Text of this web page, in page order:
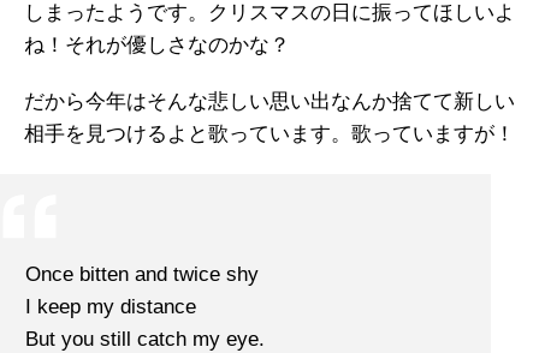
しまったようです。クリスマスの日に振ってほしいよ
ね！それが優しさなのかな？
だから今年はそんな悲しい思い出なんか捨てて新しい
相手を見つけるよと歌っています。歌っていますが！
Once bitten and twice shy
I keep my distance
But you still catch my eye.